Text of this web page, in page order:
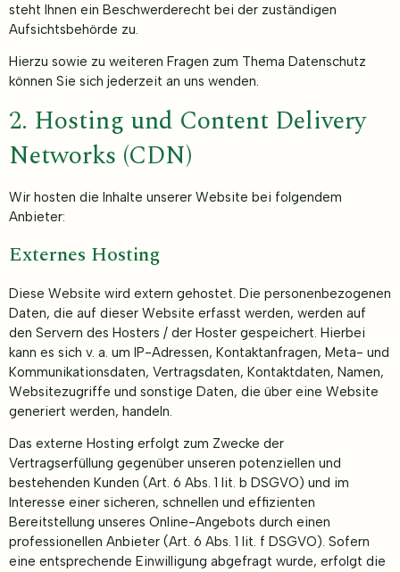
steht Ihnen ein Beschwerderecht bei der zuständigen
Aufsichtsbehörde zu.
Hierzu sowie zu weiteren Fragen zum Thema Datenschutz
können Sie sich jederzeit an uns wenden.
2. Hosting und Content Delivery
Networks (CDN)
Wir hosten die Inhalte unserer Website bei folgendem
Anbieter:
Externes Hosting
Diese Website wird extern gehostet. Die personenbezogenen
Daten, die auf dieser Website erfasst werden, werden auf
den Servern des Hosters / der Hoster gespeichert. Hierbei
kann es sich v. a. um IP-Adressen, Kontaktanfragen, Meta- und
Kommunikationsdaten, Vertragsdaten, Kontaktdaten, Namen,
Websitezugriffe und sonstige Daten, die über eine Website
generiert werden, handeln.
Das externe Hosting erfolgt zum Zwecke der
Vertragserfüllung gegenüber unseren potenziellen und
bestehenden Kunden (Art. 6 Abs. 1 lit. b DSGVO) und im
Interesse einer sicheren, schnellen und effizienten
Bereitstellung unseres Online-Angebots durch einen
professionellen Anbieter (Art. 6 Abs. 1 lit. f DSGVO). Sofern
eine entsprechende Einwilligung abgefragt wurde, erfolgt die